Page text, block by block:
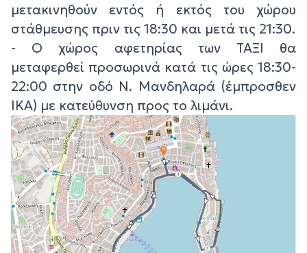
μετακινηθούν εντός ή εκτός του χώρου
στάθμευσης πριν τις 18:30 και μετά τις 21:30.
- Ο χώρος αφετηρίας των ΤΑΞΙ θα
μεταφερθεί προσωρινά κατά τις ώρες 18:30-
22:00 στην οδό Ν. Μανδηλαρά (έμπροσθεν
ΙΚΑ) με κατεύθυνση προς το λιμάνι.